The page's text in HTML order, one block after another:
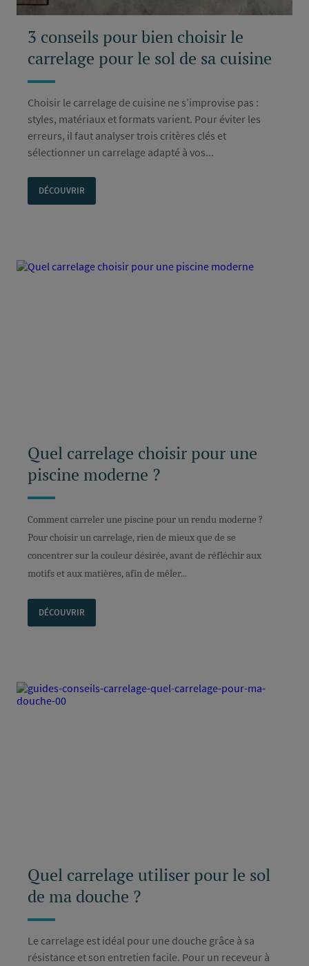
3 conseils pour bien choisir le
carrelage pour le sol de sa cuisine
Choisir le carrelage de cuisine ne s’improvise pas :
styles, matériaux et formats varient. Pour éviter les
erreurs, il faut analyser trois critères clés et
sélectionner un carrelage adapté à vos...
DÉCOUVRIR
Quel carrelage choisir pour une
piscine moderne ?
Comment carreler une piscine pour un rendu moderne ?
Pour choisir un carrelage, rien de mieux que de se
concentrer sur la couleur désirée, avant de réfléchir aux
motifs et aux matières, afin de mêler...
DÉCOUVRIR
Quel carrelage utiliser pour le sol
de ma douche ?
Le carrelage est idéal pour une douche grâce à sa
résistance et son entretien facile. Pour un receveur à